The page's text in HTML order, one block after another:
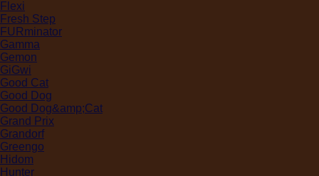
Flexi
Fresh Step
FURminator
Gamma
Gemon
GiGwi
Good Cat
Good Dog
Good Dog&amp;Cat
Grand Prix
Grandorf
Greengo
Hidom
Hunter